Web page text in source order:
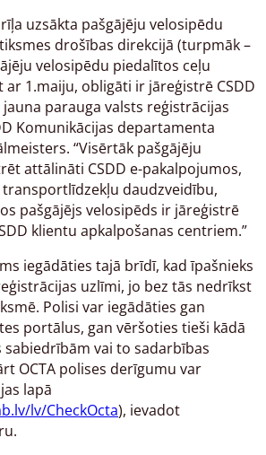
uzsākta pašgājēju velosipēdu
drošības direkcijā (turpmāk –
velosipēdu piedalītos ceļu
ar 1.maiju, obligāti ir jāreģistrē CSDD
parauga valsts reģistrācijas
Komunikācijas departamenta
“Visērtāk pašgājēju
attālināti CSDD e-pakalpojumos,
daudzveidību,
pašgājējs velosipēds ir jāreģistrē
klientu apkalpošanas centriem.”
iegādāties tajā brīdī, kad īpašnieks
uzlīmi, jo bez tās nedrīkst
Polisi var iegādāties gan
portālus, gan vēršoties tieši kādā
vai to sadarbības
OCTA polises derīgumu var
lapā
lv/CheckOcta), ievadot